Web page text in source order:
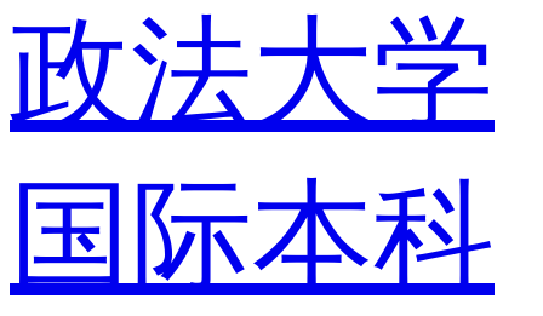
政法大学
国际本科